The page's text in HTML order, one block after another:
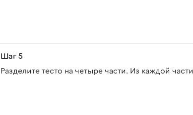
Шаг 5
Разделите тесто на четыре части. Из каждой